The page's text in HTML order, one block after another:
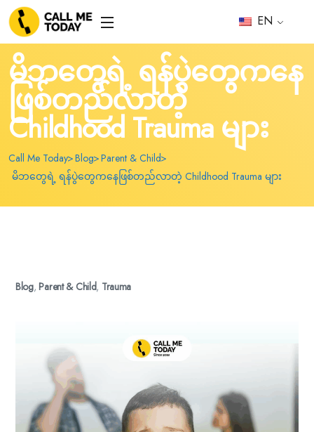
EN
မိဘတွေရဲ့ ရန်ပွဲတွေကနေ
ဖြစ်တည်လာတဲ့
Childhood Trauma များ
Call Me Today Blog Parent & Child
မိဘတွေရဲ့ ရန်ပွဲတွေကနေဖြစ်တည်လာတဲ့ Childhood Trauma များ
Blog,Parent & Child, Trauma